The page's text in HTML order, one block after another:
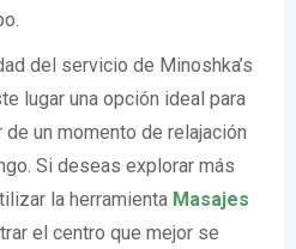
del servicio de Minoshka’s
lugar una opción ideal para
un momento de relajación
Si deseas explorar más
la herramienta Masajes
el centro que mejor se